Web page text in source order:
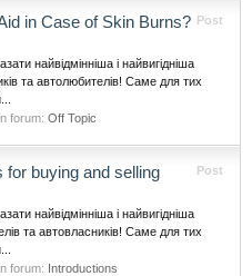
Post
in Case of Skin Burns?
найвідмінніша і найвигідніша
та автолюбителів! Саме для тих
forum: Off Topic
Post
for buying and selling
найвідмінніша і найвигідніша
та автовласників! Саме для тих
forum: Introductions